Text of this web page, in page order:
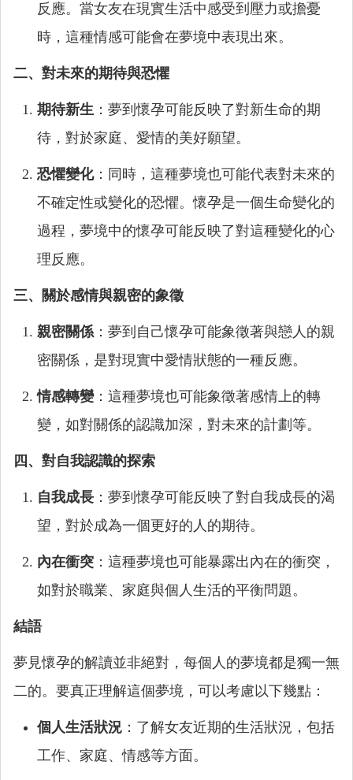
反應。當女友在現實生活中感受到壓力或擔憂
時，這種情感可能會在夢境中表現出來。
二、對未來的期待與恐懼
期待新生 ：夢到懷孕可能反映了對新生命的期
待，對於家庭、愛情的美好願望。
恐懼變化：同時，這種夢境也可能代表對未來的
不確定性或變化的恐懼。懷孕是一個生命變化的
過程，夢境中的懷孕可能反映了對這種變化的心
理反應。
三、關於感情與親密的象徵
親密關係：夢到自己懷孕可能象徵著與戀人的親
密關係，是對現實中愛情狀態的一種反應。
情感轉變：這種夢境也可能象徵著感情上的轉
變，如對關係的認識加深，對未來的計劃等。
四、對自我認識的探索
自我成長 ：夢到懷孕可能反映了對自我成長的渴
望，對於成為一個更好的人的期待。
內在衝突 ：這種夢境也可能暴露出內在的衝突，
如對於職業、家庭與個人生活的平衡問題。
結語
夢見懷孕的解讀並非絕對，每個人的夢境都是獨一無
二的。要真正理解這個夢境，可以考慮以下幾點：
個人生活狀況 ：了解女友近期的生活狀況，包括
工作、家庭、情感等方面。